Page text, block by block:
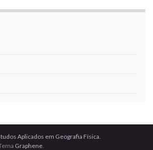
Aplicados em Geografia Física.
Graphene.